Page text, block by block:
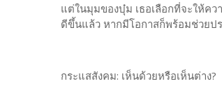
แต่ในมุมของบุ๋ม เธอเลือกที่จะให้ค
ดีขึ้นแล้ว หากมีโอกาสก็พร้อมช่วยป
กระแสสังคม: เห็นด้วยหรือเห็นต่าง?